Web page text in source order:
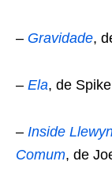
– Gravidade,
– Ela, de
– Inside
Comum, de